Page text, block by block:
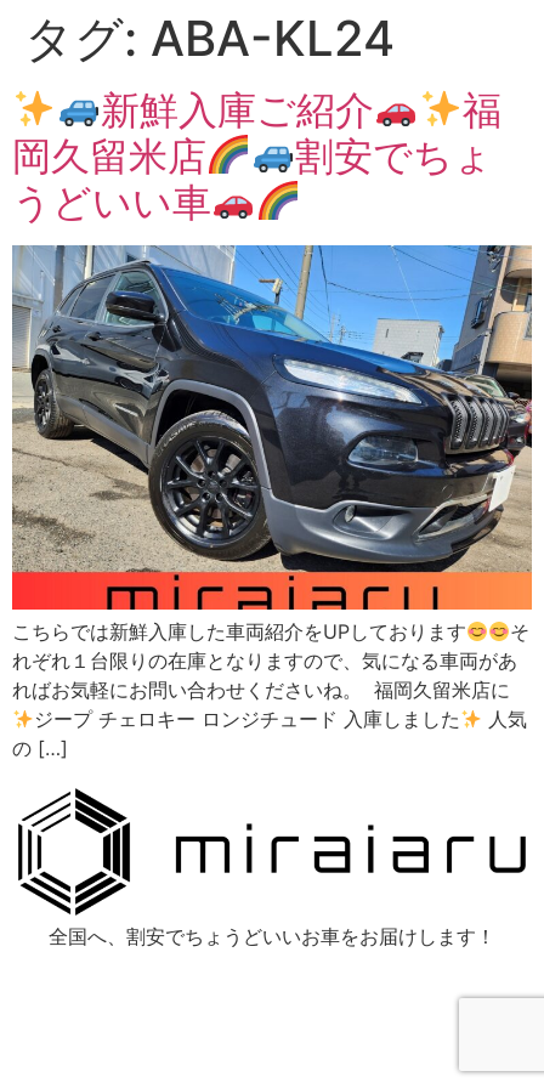
タグ: ABA-KL24
新鮮入庫ご紹介
福
岡久留米店
割安でちょ
うどいい車
こちらでは新鮮入庫した車両紹介をUPしております
そ
れぞれ１台限りの在庫となりますので、気になる車両があ
ればお気軽にお問い合わせくださいね。 福岡久留米店に
ジープ チェロキー ロンジチュード 入庫しました
人気
の […]
全国へ、割安でちょうどいいお車をお届けします！